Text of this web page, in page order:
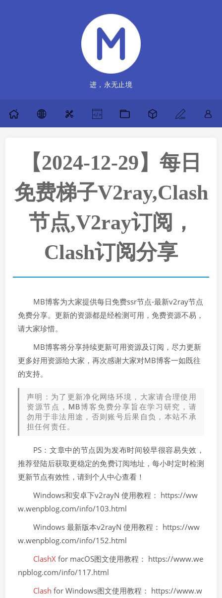
进，永无止境
【2024-12-29】每日
免费梯子V2ray,Clash
节点,V2ray订阅，
Clash订阅分享
MB博客为大家提供每日免费ssr节点-最新v2ray节点
免费分享。更新的资源都是经检测可用，免费资源不易，
请大家珍惜。
MB博客将分享持续更新可用资源及订阅，尽力更新
更多好用资源给大家，再次感谢大家对MB博客一如既往
的支持。
声明：为了更新净化网络环境，大家请合理使用
资源节点，MB博客免费分享旨在学习研究，请
勿用于非法用途，否则账号后果自负，本站不承
担任何责任。
PS：文章中的节点因为发布时间较早很容易失效，
推荐登陆后获取更稳定的免费订阅地址，每小时定时检测
更新节点有效性，请到个人中心查看！
Windows和安卓下v2rayN 使用教程： https://ww
w.wenpblog.com/info/103.html
Windows 最新版本v2rayN 使用教程： https://ww
w.wenpblog.com/info/152.html
ClashXfor macOS图文使用教程： https://www.we
npblog.com/info/117.html
Clash for Windows图文使用教程： https://www.w